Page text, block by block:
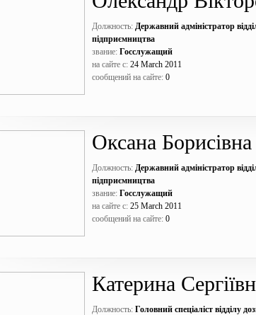
Должность: Державний адміністратор
підприємництва
звание: Госслужащий
на сайте с: 24 March 2011
сообщений на сайте: 0
Оксана
Должность: Державний адміністратор
підприємництва
звание: Госслужащий
на сайте с: 25 March 2011
сообщений на сайте: 0
Катерина
Должность: Головний спеціаліст відділу